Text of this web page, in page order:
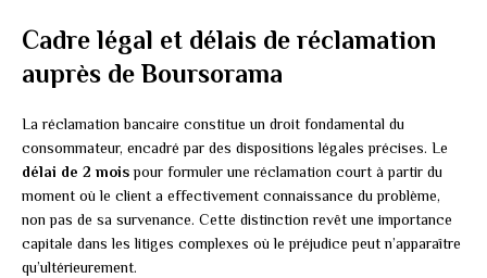
Cadre légal et délais de réclamation
auprès de Boursorama
La réclamation bancaire constitue un droit fondamental du
consommateur, encadré par des dispositions légales précises. Le
délai de 2 moispour formuler une réclamation court à partir du
moment où le client a effectivement connaissance du problème,
non pas de sa survenance. Cette distinction revêt une importance
capitale dans les litiges complexes où le préjudice peut n’apparaître
qu’ultérieurement.